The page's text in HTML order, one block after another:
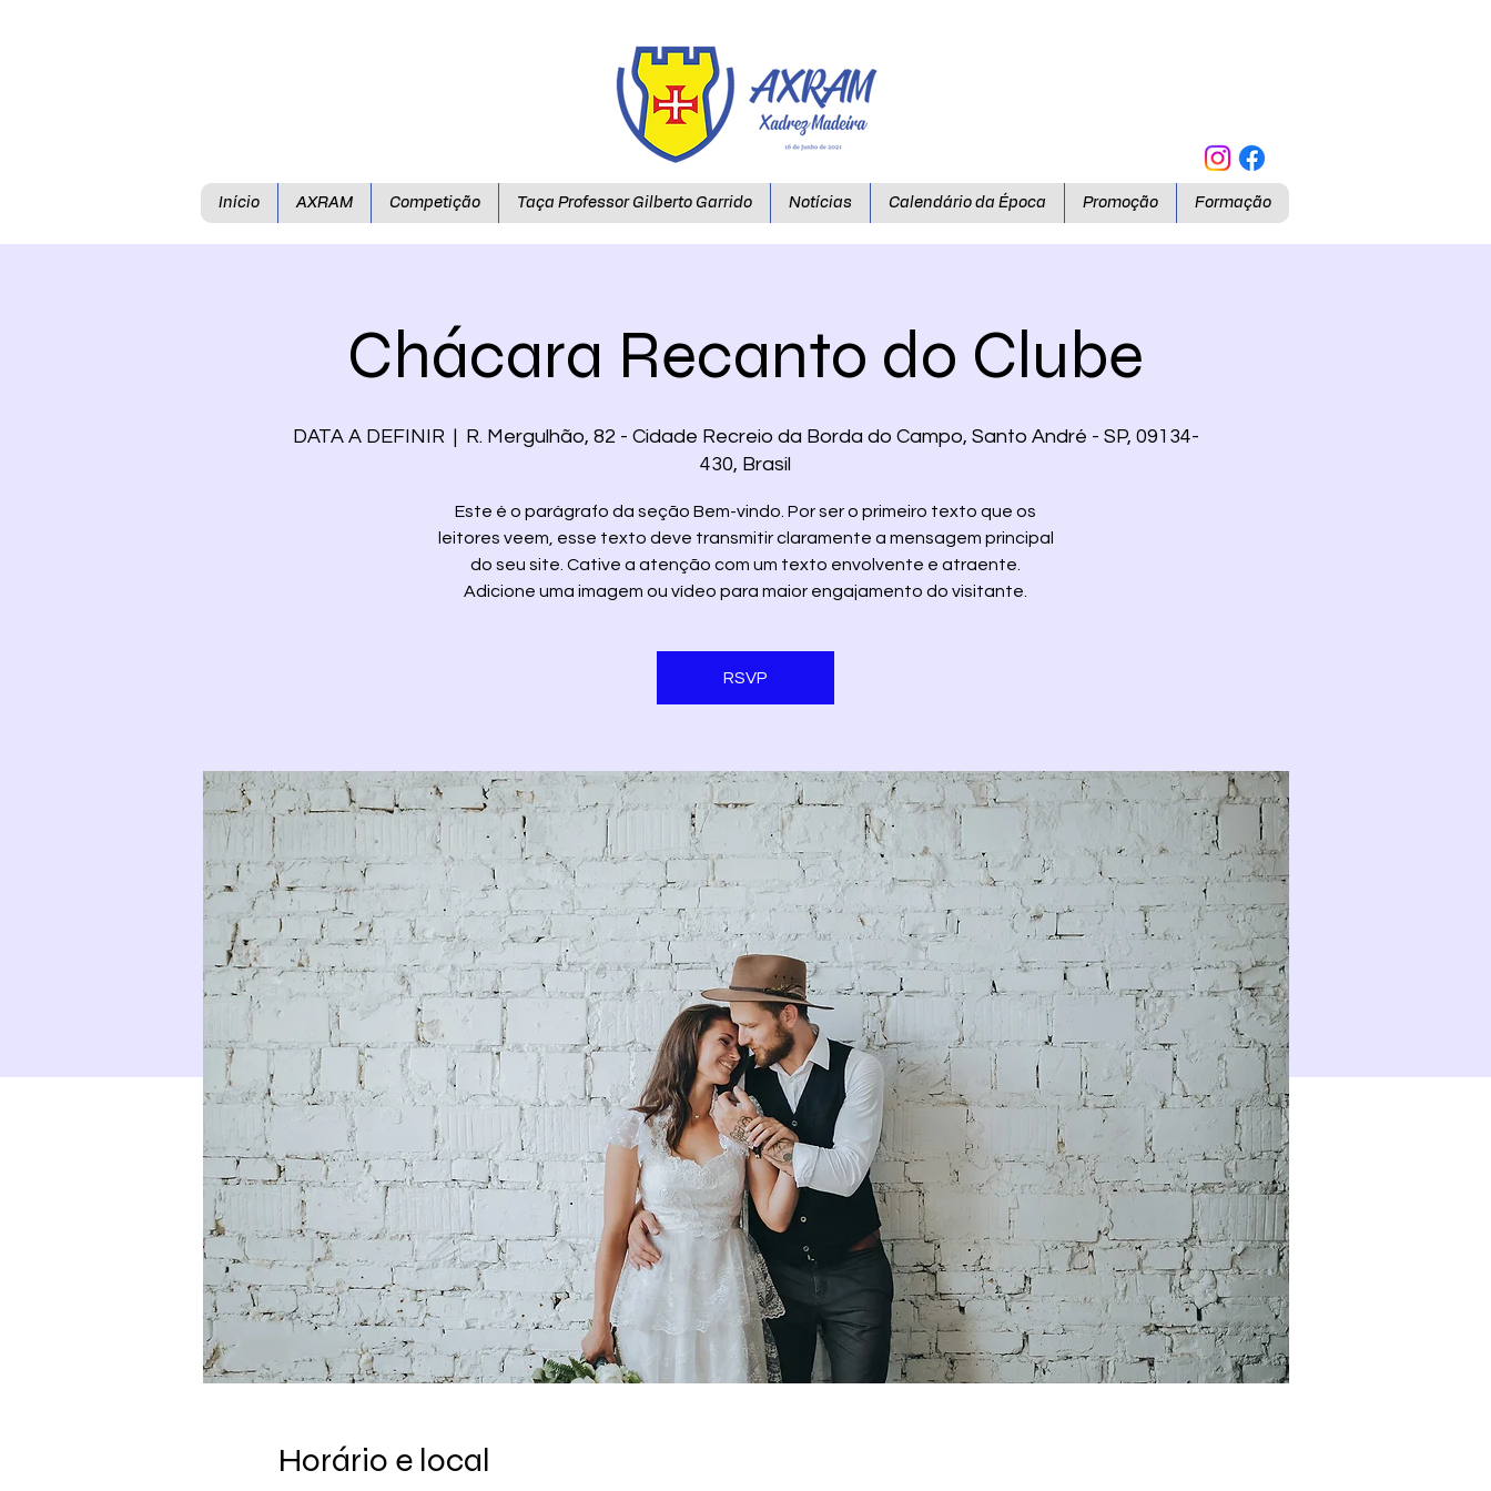
Início AXRAM Competição Taça Professor Gilberto Garrido Notícias Calendário da Época Promoção Formação
Chácara Recanto do Clube
DATA A DEFINIR
  |
R. Mergulhão, 82 - Cidade Recreio da Borda do Campo, Santo André - SP, 09134-
430, Brasil
Este é o parágrafo da seção Bem-vindo. Por ser o primeiro texto que os
leitores veem, esse texto deve transmitir claramente a mensagem principal
do seu site. Cative a atenção com um texto envolvente e atraente.
Adicione uma imagem ou vídeo para maior engajamento do visitante.
RSVP
Horário e local